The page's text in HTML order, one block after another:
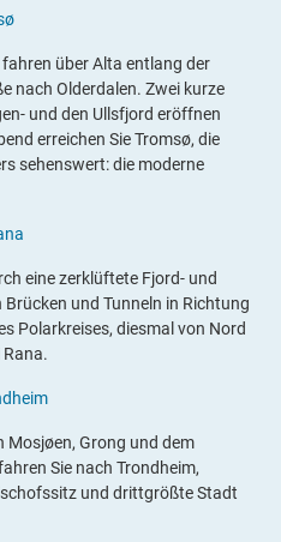
über Alta entlang der
nach Olderdalen. Zwei kurze
und den Ullsfjord eröffnen
erreichen Sie Tromsø, die
sehenswert: die moderne
eine zerklüftete Fjord- und
und Tunneln in Richtung
Polarkreises, diesmal von Nord
Mosjøen, Grong und dem
Sie nach Trondheim,
und drittgrößte Stadt